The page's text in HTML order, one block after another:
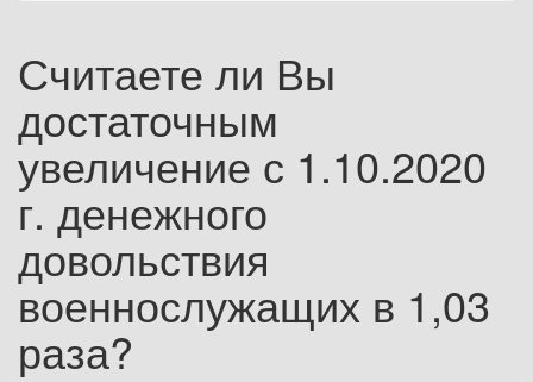
Считаете ли Вы
достаточным
увеличение с 1.10.2020
г. денежного
довольствия
военнослужащих в 1,03
раза?